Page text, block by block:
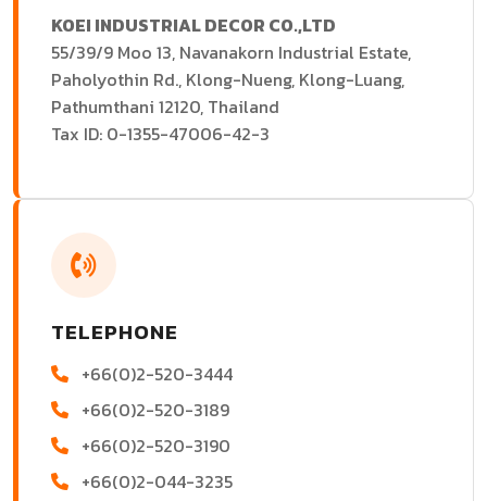
KOEI INDUSTRIAL DECOR CO.,LTD
55/39/9 Moo 13, Navanakorn Industrial Estate,
Paholyothin Rd., Klong-Nueng, Klong-Luang,
Pathumthani 12120, Thailand
Tax ID: 0-1355-47006-42-3
TELEPHONE
+66(0)2-520-3444
+66(0)2-520-3189
+66(0)2-520-3190
+66(0)2-044-3235